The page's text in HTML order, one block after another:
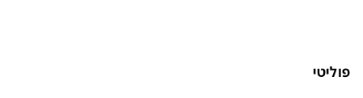
פוליטי